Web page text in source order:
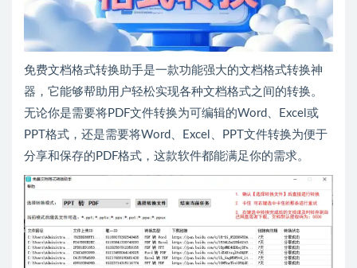
免费文档格式转换助手是一款功能强大的文档格式转换神
器，它能够帮助用户轻松实现各种文档格式之间的转换。
无论你是需要将PDF文件转换为可编辑的Word、Excel或
PPT格式，还是需要将Word、Excel、PPT文件转换为便于
分享和保存的PDF格式，这款软件都能满足你的需求。